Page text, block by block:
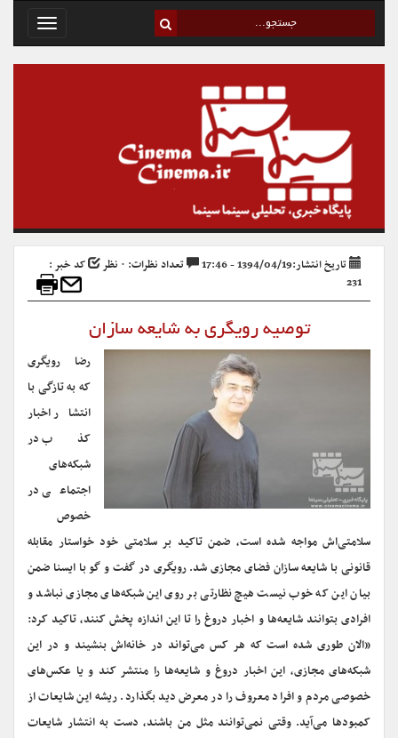
Toggle
تاریخ انتشار:1394/04/19 - 17:46 تعداد نظرات: ۰ نظر
کد خبر :
231
توصیه رویگری به شایعه سازان
رضا رویگری
که به تازگی با
انتشار اخبار
کذب در
شبکه‌های
اجتماعی در
خصوص
سلامتی‌اش مواجه شده است، ضمن تاکید بر سلامتی خود خواستار مقابله
قانونی با شایعه سازان فضای مجازی شد. رویگری در گفت و گو با ایسنا ضمن
بیان این که خوب نیست هیچ نظارتی بر روی این شبکه‌های مجازی نباشد و
افرادی بتوانند شایعه‌ها و اخبار دروغ را تا این اندازه پخش کنند، تاکید کرد:
«الان طوری شده است که هر کس می‌تواند در خانه‌اش بنشیند و در این
شبکه‌های مجازی، این اخبار دروغ و شایعه‌ها را منتشر کند و یا عکس‌های
خصوصی مردم و افراد معروف را در معرض دید بگذارد. ریشه‌ این شایعات از
کمبودها می‌آید. وقتی نمی‌توانند مثل من باشند، دست به انتشار شایعات